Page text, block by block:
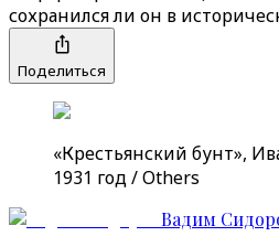
сохранился ли он в
Поделиться
«Крестьянский бунт»,
1931 год / Others
Вадим